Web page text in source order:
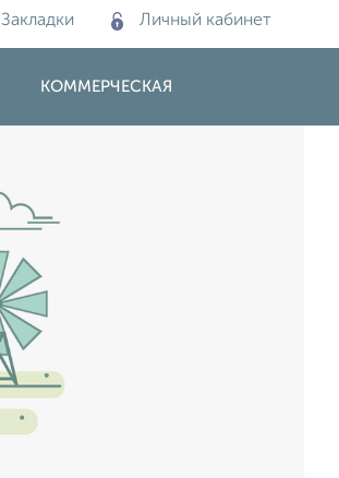
Закладки Личный кабинет
КОММЕРЧЕСКАЯ